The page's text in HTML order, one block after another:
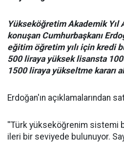
Yükseköğretim Akademik Yıl
konuşan Cumhurbaşkanı
eğitim öğretim yılı için kredi
500 liraya yüksek lisansta
1500 liraya yükseltme kararı
Erdoğan'ın açıklamalarından
''Türk yükseköğrenim sistemi
ileri bir seviyede bulunuyor.